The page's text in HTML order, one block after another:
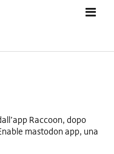
Raccoon, dopo
mastodon app, una